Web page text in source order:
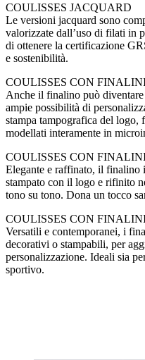
COULISSES JACQUARD
Le versioni jacquard sono
valorizzate dall’uso di filati in
di ottenere la certificazione
e sostenibilità.
COULISSES CON
Anche il finalino può
ampie possibilità di
stampa tampografica del
modellati interamente in
COULISSES CON
Elegante e raffinato, il finalino
stampato con il logo e rifinito
tono su tono. Dona un tocco
COULISSES CON
Versatili e contemporanei, i
decorativi o stampabili, per
personalizzazione. Ideali sia
sportivo.